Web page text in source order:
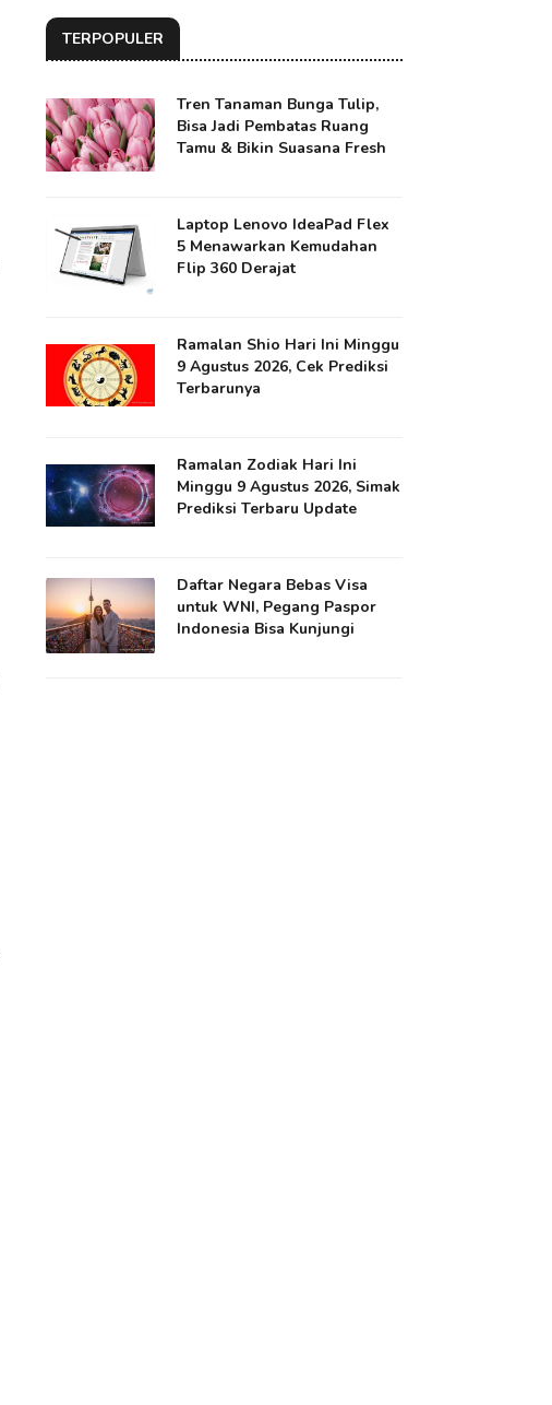
TERPOPULER
Tren Tanaman Bunga Tulip,
Bisa Jadi Pembatas Ruang
Tamu & Bikin Suasana Fresh
Laptop Lenovo IdeaPad Flex
5 Menawarkan Kemudahan
Flip 360 Derajat
Ramalan Shio Hari Ini Minggu
9 Agustus 2026, Cek Prediksi
Terbarunya
Ramalan Zodiak Hari Ini
Minggu 9 Agustus 2026, Simak
Prediksi Terbaru Update
Daftar Negara Bebas Visa
untuk WNI, Pegang Paspor
Indonesia Bisa Kunjungi